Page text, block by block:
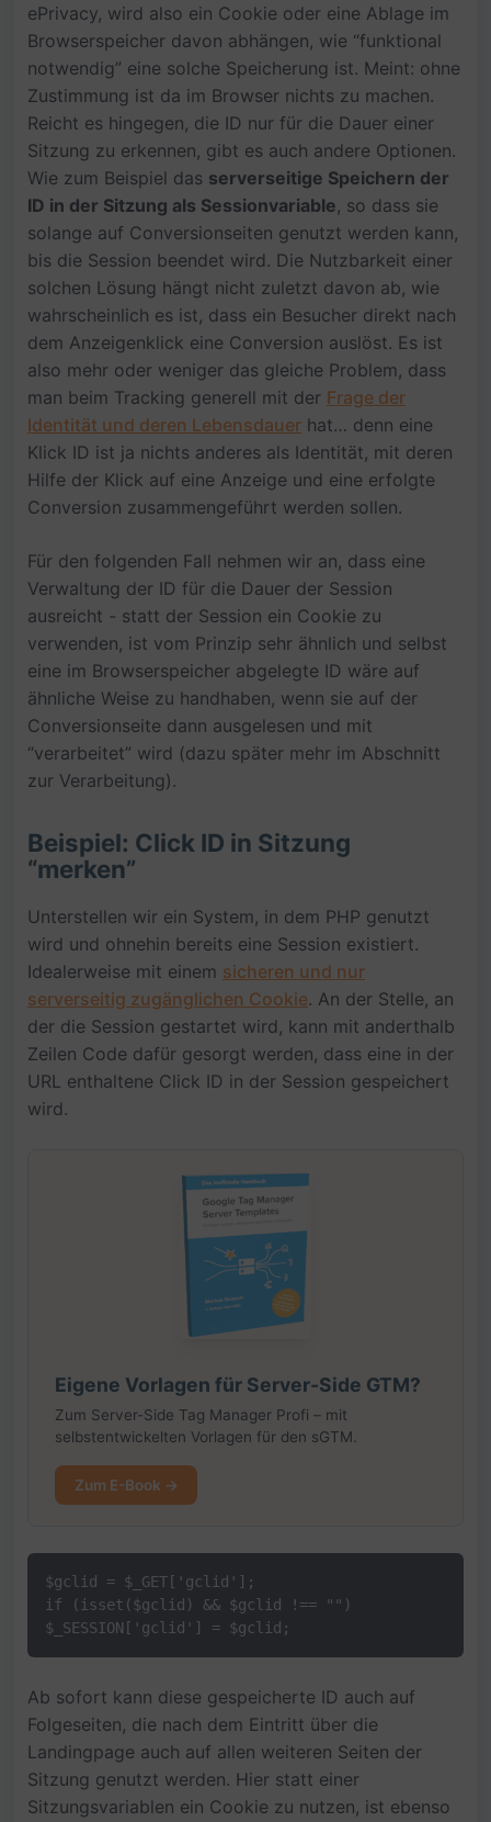
ePrivacy, wird also ein Cookie oder eine Ablage im
Browserspeicher davon abhängen, wie “funktional
notwendig” eine solche Speicherung ist. Meint: ohne
Zustimmung ist da im Browser nichts zu machen.
Reicht es hingegen, die ID nur für die Dauer einer
Sitzung zu erkennen, gibt es auch andere Optionen.
Wie zum Beispiel das serverseitige Speichern der
ID in der Sitzung als Sessionvariable, so dass sie
solange auf Conversionseiten genutzt werden kann,
bis die Session beendet wird. Die Nutzbarkeit einer
solchen Lösung hängt nicht zuletzt davon ab, wie
wahrscheinlich es ist, dass ein Besucher direkt nach
dem Anzeigenklick eine Conversion auslöst. Es ist
also mehr oder weniger das gleiche Problem, dass
man beim Tracking generell mit der Frage der
Identität und deren Lebensdauer hat… denn eine
Klick ID ist ja nichts anderes als Identität, mit deren
Hilfe der Klick auf eine Anzeige und eine erfolgte
Conversion zusammengeführt werden sollen.
Für den folgenden Fall nehmen wir an, dass eine
Verwaltung der ID für die Dauer der Session
ausreicht - statt der Session ein Cookie zu
verwenden, ist vom Prinzip sehr ähnlich und selbst
eine im Browserspeicher abgelegte ID wäre auf
ähnliche Weise zu handhaben, wenn sie auf der
Conversionseite dann ausgelesen und mit
“verarbeitet” wird (dazu später mehr im Abschnitt
zur Verarbeitung).
Beispiel: Click ID in Sitzung
“merken”
Unterstellen wir ein System, in dem PHP genutzt
wird und ohnehin bereits eine Session existiert.
Idealerweise mit einem sicheren und nur
serverseitig zugänglichen Cookie. An der Stelle, an
der die Session gestartet wird, kann mit anderthalb
Zeilen Code dafür gesorgt werden, dass eine in der
URL enthaltene Click ID in der Session gespeichert
wird.
Eigene Vorlagen für Server-Side GTM?
Zum Server-Side Tag Manager Profi – mit
selbstentwickelten Vorlagen für den sGTM.
Zum E-Book →
$gclid = $_GET['gclid'];
if (isset($gclid) && $gclid !== "")
$_SESSION['gclid'] = $gclid;
Ab sofort kann diese gespeicherte ID auch auf
Folgeseiten, die nach dem Eintritt über die
Landingpage auch auf allen weiteren Seiten der
Sitzung genutzt werden. Hier statt einer
Sitzungsvariablen ein Cookie zu nutzen, ist ebenso